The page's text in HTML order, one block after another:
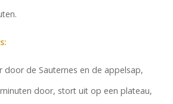
door de Sauternes en de appelsap,
door, stort uit op een plateau,